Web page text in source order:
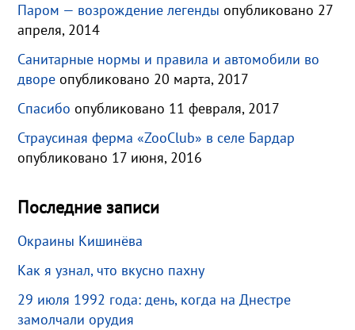
Паром — возрождение легенды опубликовано 27
апреля, 2014
Санитарные нормы и правила и автомобили во
дворе опубликовано 20 марта, 2017
Спасибо опубликовано 11 февраля, 2017
Страусиная ферма «ZooClub» в селе Бардар
опубликовано 17 июня, 2016
Последние записи
Окраины Кишинёва
Как я узнал, что вкусно пахну
29 июля 1992 года: день, когда на Днестре
замолчали орудия